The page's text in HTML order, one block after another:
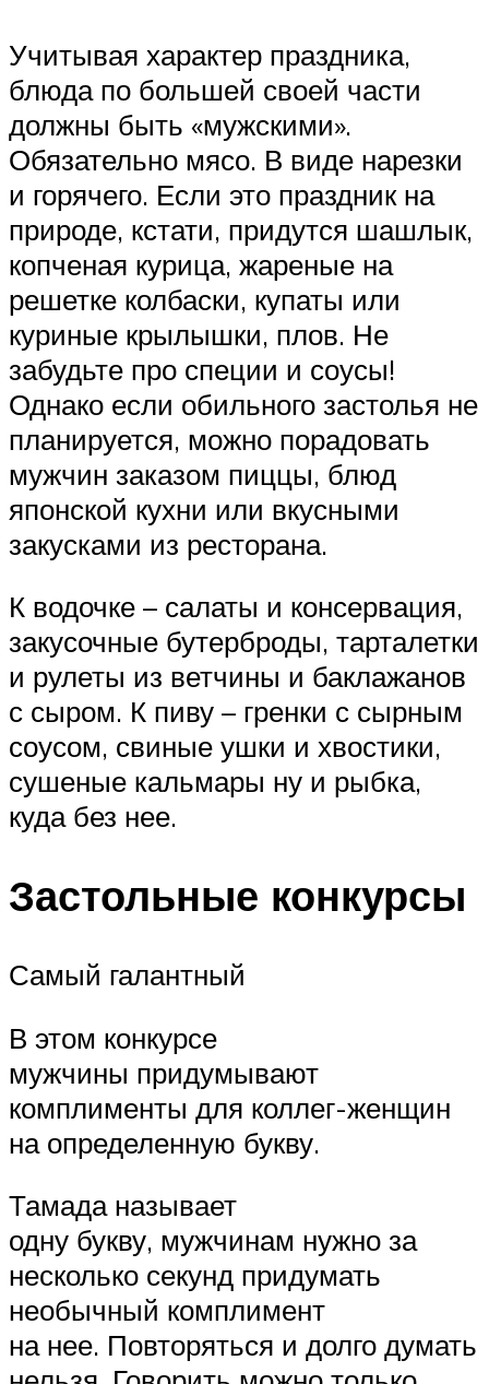
Учитывая характер праздника,
блюда по большей своей части
должны быть «мужскими».
Обязательно мясо. В виде нарезки
и горячего. Если это праздник на
природе, кстати, придутся шашлык,
копченая курица, жареные на
решетке колбаски, купаты или
куриные крылышки, плов. Не
забудьте про специи и соусы!
Однако если обильного застолья не
планируется, можно порадовать
мужчин заказом пиццы, блюд
японской кухни или вкусными
закусками из ресторана.
К водочке – салаты и консервация,
закусочные бутерброды, тарталетки
и рулеты из ветчины и баклажанов
с сыром. К пиву – гренки с сырным
соусом, свиные ушки и хвостики,
сушеные кальмары ну и рыбка,
куда без нее.
Застольные конкурсы
Самый галантный
В этом конкурсе
мужчины придумывают
комплименты для коллег-женщин
на определенную букву.
Тамада называет
одну букву, мужчинам нужно за
несколько секунд придумать
необычный комплимент
на нее. Повторяться и долго думать